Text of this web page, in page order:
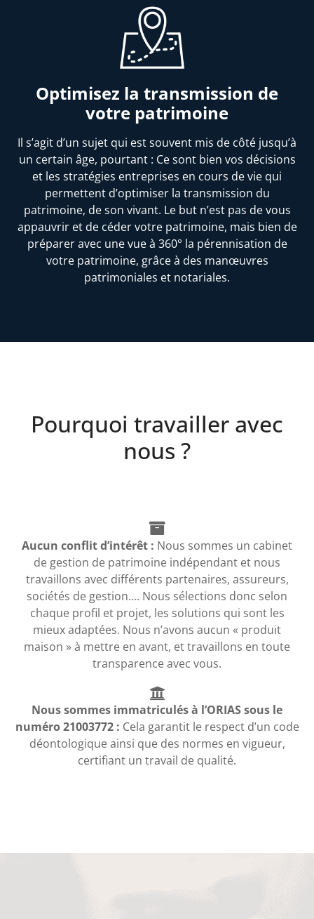
Optimisez la transmission de
votre patrimoine
Il s’agit d’un sujet qui est souvent mis de côté jusqu’à
un certain âge, pourtant : Ce sont bien vos décisions
et les stratégies entreprises en cours de vie qui
permettent d’optimiser la transmission du
patrimoine, de son vivant. Le but n’est pas de vous
appauvrir et de céder votre patrimoine, mais bien de
préparer avec une vue à 360° la pérennisation de
votre patrimoine, grâce à des manœuvres
patrimoniales et notariales.
Pourquoi travailler avec
nous ?
Aucun conflit d’intérêt : Nous sommes un cabinet
de gestion de patrimoine indépendant et nous
travaillons avec différents partenaires, assureurs,
sociétés de gestion…. Nous sélections donc selon
chaque profil et projet, les solutions qui sont les
mieux adaptées. Nous n’avons aucun « produit
maison » à mettre en avant, et travaillons en toute
transparence avec vous.
Nous sommes immatriculés à l’ORIAS sous le
numéro 21003772 : Cela garantit le respect d’un code
déontologique ainsi que des normes en vigueur,
certifiant un travail de qualité.